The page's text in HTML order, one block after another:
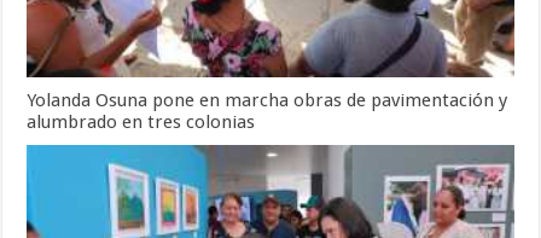
Yolanda Osuna pone en marcha obras de pavimentación y
alumbrado en tres colonias